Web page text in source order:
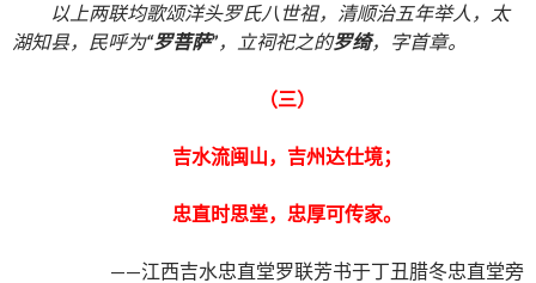
以上两联均歌颂洋头罗氏八世祖，清顺治五年举人，太
湖知县，民呼为“罗菩萨”，立祠祀之的罗绮，字首章。
（三）
吉水流闽山，吉州达仕境；
忠直时思堂，忠厚可传家。
——江西吉水忠直堂罗联芳书于丁丑腊冬忠直堂旁